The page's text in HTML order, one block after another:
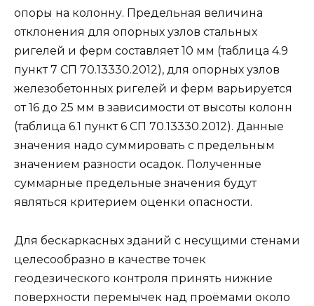
опоры на колонну. Предельная величина
отклонения для опорных узлов стальных
ригелей и ферм составляет 10 мм (таблица 4.9
пункт 7 СП 70.13330.2012), для опорных узлов
железобетонных ригелей и ферм варьируется
от 16 до 25 мм в зависимости от высоты колонн
(таблица 6.1 пункт 6 СП 70.13330.2012). Данные
значения надо суммировать с предельным
значением разности осадок. Полученные
суммарные предельные значения будут
являться критерием оценки опасности.
Для бескаркасных зданий с несущими стенами
целесообразно в качестве точек
геодезического контроля принять нижние
поверхности перемычек над проёмами около